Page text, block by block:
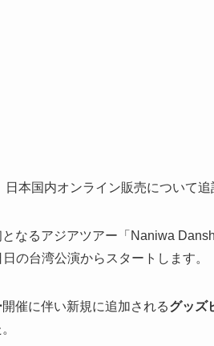
本国内オンライン販売について追
となるアジアツアー「Naniwa
の台湾公演からスタートします。
開催に伴い新規に追加されるグッズ